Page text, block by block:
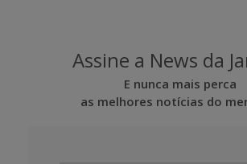
Assine a News da
E nunca mais perca
as melhores notícias do